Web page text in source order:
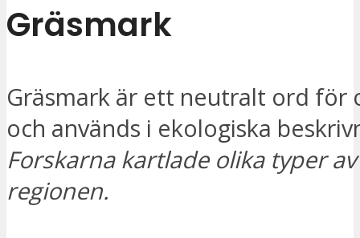
Gräsmark
Gräsmark är ett neutralt ord för
och används i ekologiska
Forskarna kartlade olika typer
regionen.